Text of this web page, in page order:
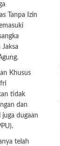
Tanpa Izin
Khusus
tidak
dan
juga dugaan
telah